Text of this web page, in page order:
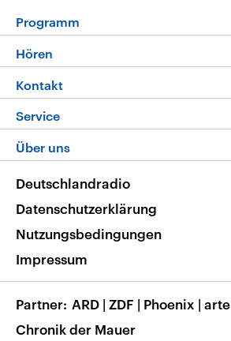
Programm
Die Nachrichten
Nachrichtenleicht
Neue Beiträge auf dlf.de
Hören
Livestream
Podcasts
Deutschlandfunk App
Nachrichten App
Frequenzen
Kontakt
Hörerservice
Service
FAQ
Veranstaltungen
Musikliste
RSS
Über uns
Barrierefreiheit
Deutschlandradio
Datenschutzerklärung
Nutzungsbedingungen
Impressum
Partner ARD | ZDF | Phoenix | arte
Chronik der Mauer